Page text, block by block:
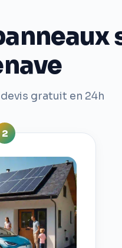
gratuit en 24h
2